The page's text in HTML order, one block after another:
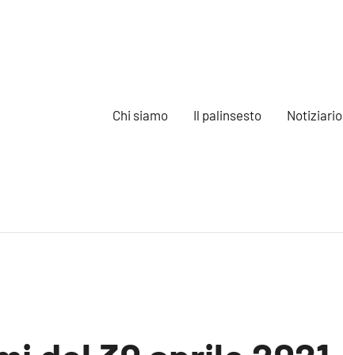
Chi siamo Il palinsesto Notiziario